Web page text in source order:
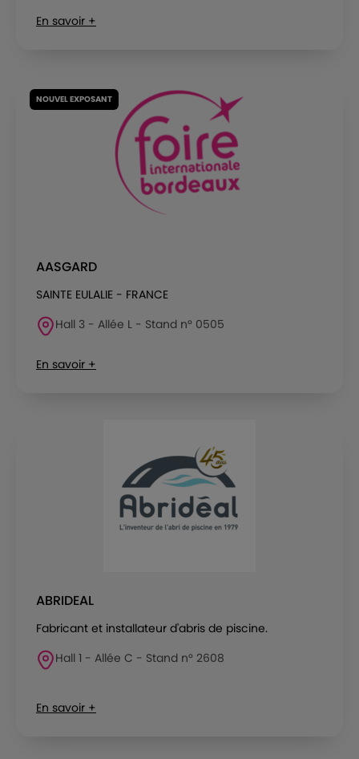
En savoir +
NOUVEL EXPOSANT
AASGARD
SAINTE EULALIE - FRANCE
Hall 3 - Allée L - Stand n° 0505
En savoir +
ABRIDEAL
Fabricant et installateur d'abris de piscine.
Hall 1 - Allée C - Stand n° 2608
En savoir +